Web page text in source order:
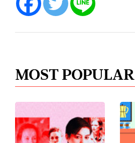
MOST POPULAR